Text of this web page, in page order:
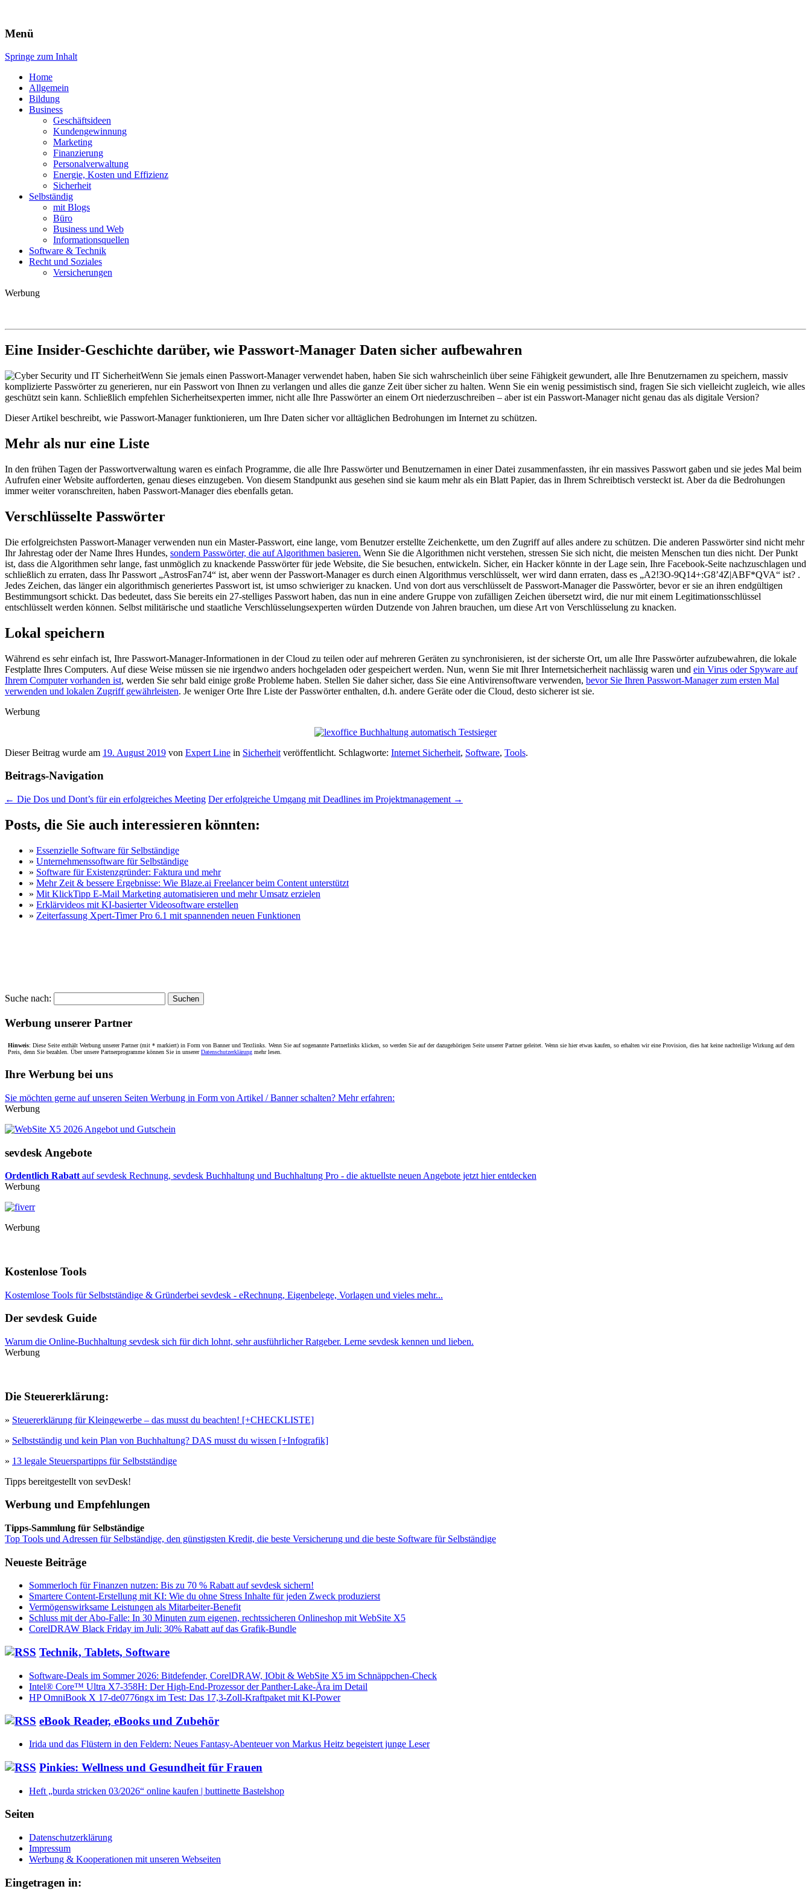
Expert-Line
Menü
Springe zum Inhalt
Home
Allgemein
Bildung
Business
Geschäftsideen
Kundengewinnung
Marketing
Finanzierung
Personalverwaltung
Energie, Kosten und Effizienz
Sicherheit
Selbständig
mit Blogs
Büro
Business und Web
Informationsquellen
Software & Technik
Recht und Soziales
Versicherungen
Werbung
Eine Insider-Geschichte darüber, wie Passwort-Manager Daten sicher aufbewahren
Wenn Sie jemals einen Passwort-Manager verwendet haben, haben Sie sich wahrscheinlich über seine Fähigkeit gewundert, alle Ihre Benutzernamen zu speichern, massiv
komplizierte Passwörter zu generieren, nur ein Passwort von Ihnen zu verlangen und alles die ganze Zeit über sicher zu halten. Wenn Sie ein wenig pessimistisch sind, fragen Sie sich vielleicht zugleich, wie alles
geschützt sein kann. Schließlich empfehlen Sicherheitsexperten immer, nicht alle Ihre Passwörter an einem Ort niederzuschreiben – aber ist ein Passwort-Manager nicht genau das als digitale Version?
Dieser Artikel beschreibt, wie Passwort-Manager funktionieren, um Ihre Daten sicher vor alltäglichen Bedrohungen im Internet zu schützen.
Mehr als nur eine Liste
In den frühen Tagen der Passwortverwaltung waren es einfach Programme, die alle Ihre Passwörter und Benutzernamen in einer Datei zusammenfassten, ihr ein massives Passwort gaben und sie jedes Mal beim
Aufrufen einer Website aufforderten, genau dieses einzugeben. Von diesem Standpunkt aus gesehen sind sie kaum mehr als ein Blatt Papier, das in Ihrem Schreibtisch versteckt ist. Aber da die Bedrohungen
immer weiter voranschreiten, haben Passwort-Manager dies ebenfalls getan.
Verschlüsselte Passwörter
Die erfolgreichsten Passwort-Manager verwenden nun ein Master-Passwort, eine lange, vom Benutzer erstellte Zeichenkette, um den Zugriff auf alles andere zu schützen. Die anderen Passwörter sind nicht mehr
Ihr Jahrestag oder der Name Ihres Hundes, sondern Passwörter, die auf Algorithmen basieren. Wenn Sie die Algorithmen nicht verstehen, stressen Sie sich nicht, die meisten Menschen tun dies nicht. Der Punkt
ist, dass die Algorithmen sehr lange, fast unmöglich zu knackende Passwörter für jede Website, die Sie besuchen, entwickeln. Sicher, ein Hacker könnte in der Lage sein, Ihre Facebook-Seite nachzuschlagen und
schließlich zu erraten, dass Ihr Passwort „AstrosFan74“ ist, aber wenn der Passwort-Manager es durch einen Algorithmus verschlüsselt, wer wird dann erraten, dass es „A2!3O-9Q14+:G8’4Z|ABF*QVA“ ist? .
Jedes Zeichen, das länger ein algorithmisch generiertes Passwort ist, ist umso schwieriger zu knacken. Und von dort aus verschlüsselt de Passwort-Manager die Passwörter, bevor er sie an ihren endgültigen
Bestimmungsort schickt. Das bedeutet, dass Sie bereits ein 27-stelliges Passwort haben, das nun in eine andere Gruppe von zufälligen Zeichen übersetzt wird, die nur mit einem Legitimationsschlüssel
entschlüsselt werden können. Selbst militärische und staatliche Verschlüsselungsexperten würden Dutzende von Jahren brauchen, um diese Art von Verschlüsselung zu knacken.
Lokal speichern
Während es sehr einfach ist, Ihre Passwort-Manager-Informationen in der Cloud zu teilen oder auf mehreren Geräten zu synchronisieren, ist der sicherste Ort, um alle Ihre Passwörter aufzubewahren, die lokale
Festplatte Ihres Computers. Auf diese Weise müssen sie nie irgendwo anders hochgeladen oder gespeichert werden. Nun, wenn Sie mit Ihrer Internetsicherheit nachlässig waren und ein Virus oder Spyware auf
Ihrem Computer vorhanden ist, werden Sie sehr bald einige große Probleme haben. Stellen Sie daher sicher, dass Sie eine Antivirensoftware verwenden, bevor Sie Ihren Passwort-Manager zum ersten Mal
verwenden und lokalen Zugriff gewährleisten. Je weniger Orte Ihre Liste der Passwörter enthalten, d.h. andere Geräte oder die Cloud, desto sicherer ist sie.
Werbung
Dieser Beitrag wurde am 19. August 2019 von Expert Line in Sicherheit veröffentlicht. Schlagworte: Internet Sicherheit, Software, Tools.
Beitrags-Navigation
← Die Dos und Dont’s für ein erfolgreiches Meeting Der erfolgreiche Umgang mit Deadlines im Projektmanagement →
Posts, die Sie auch interessieren könnten:
» Essenzielle Software für Selbständige
» Unternehmenssoftware für Selbständige
» Software für Existenzgründer: Faktura und mehr
» Mehr Zeit & bessere Ergebnisse: Wie Blaze.ai Freelancer beim Content unterstützt
» Mit KlickTipp E-Mail Marketing automatisieren und mehr Umsatz erzielen
» Erklärvideos mit KI-basierter Videosoftware erstellen
» Zeiterfassung Xpert-Timer Pro 6.1 mit spannenden neuen Funktionen
Suche nach:
Werbung unserer Partner
Hinweis: Diese Seite enthält Werbung unserer Partner (mit * markiert) in Form von Banner und Textlinks. Wenn Sie auf sogenannte Partnerlinks klicken, so werden Sie auf der dazugehörigen Seite unserer Partner geleitet. Wenn sie hier etwas kaufen, so erhalten wir eine Provision, dies hat keine nachteilige Wirkung auf dem
Preis, denn Sie bezahlen. Über unsere Partnerprogramme können Sie in unsererDatenschutzerklärung mehr lesen.
Ihre Werbung bei uns
Sie möchten gerne auf unseren Seiten Werbung in Form von Artikel / Banner schalten? Mehr erfahren:
Werbung
sevdesk Angebote
Ordentlich Rabatt auf sevdesk Rechnung, sevdesk Buchhaltung und Buchhaltung Pro - die aktuellste neuen Angebote jetzt hier entdecken
Werbung
Werbung
Kostenlose Tools
Kostemlose Tools für Selbstständige & Gründerbei sevdesk - eRechnung, Eigenbelege, Vorlagen und vieles mehr...
Der sevdesk Guide
Warum die Online-Buchhaltung sevdesk sich für dich lohnt, sehr ausführlicher Ratgeber. Lerne sevdesk kennen und lieben.
Werbung
Die Steuererklärung:
» Steuererklärung für Kleingewerbe – das musst du beachten! [+CHECKLISTE]
» Selbstständig und kein Plan von Buchhaltung? DAS musst du wissen [+Infografik]
» 13 legale Steuerspartipps für Selbstständige
Tipps bereitgestellt von sevDesk!
Werbung und Empfehlungen
Tipps-Sammlung für Selbständige
Top Tools und Adressen für Selbständige, den günstigsten Kredit, die beste Versicherung und die beste Software für Selbständige
Neueste Beiträge
Sommerloch für Finanzen nutzen: Bis zu 70 % Rabatt auf sevdesk sichern!
Smartere Content-Erstellung mit KI: Wie du ohne Stress Inhalte für jeden Zweck produzierst
Vermögenswirksame Leistungen als Mitarbeiter-Benefit
Schluss mit der Abo-Falle: In 30 Minuten zum eigenen, rechtssicheren Onlineshop mit WebSite X5
CorelDRAW Black Friday im Juli: 30% Rabatt auf das Grafik-Bundle
Technik, Tablets, Software
Software-Deals im Sommer 2026: Bitdefender, CorelDRAW, IObit & WebSite X5 im Schnäppchen-Check
Intel® Core™ Ultra X7-358H: Der High-End-Prozessor der Panther-Lake-Ära im Detail
HP OmniBook X 17-de0776ngx im Test: Das 17,3-Zoll-Kraftpaket mit KI-Power
eBook Reader, eBooks und Zubehör
Irida und das Flüstern in den Feldern: Neues Fantasy-Abenteuer von Markus Heitz begeistert junge Leser
Pinkies: Wellness und Gesundheit für Frauen
Heft „burda stricken 03/2026“ online kaufen | buttinette Bastelshop
Seiten
Datenschutzerklärung
Impressum
Werbung & Kooperationen mit unseren Webseiten
Eingetragen in: